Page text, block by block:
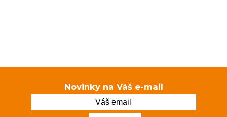
Novinky na Váš e-mail